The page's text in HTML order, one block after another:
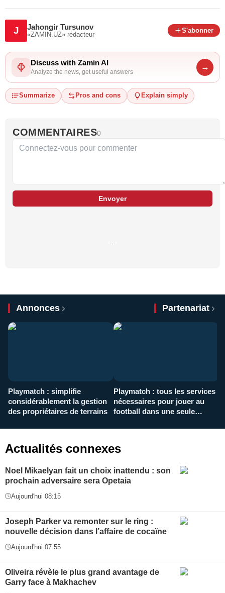
J Jahongir Tursunov
«ZAMIN.UZ» rédacteur
S'abonner
Discuss with Zamin AI
Analyze the news, get useful answers
→
Summarize Pros and cons Explain simply
COMMENTAIRES0
Envoyer
Annonces Partenariat
Playmatch : simplifie
considérablement la gestion
des propriétaires de terrains
Playmatch : tous les services
nécessaires pour jouer au
football dans une seule
Actualités connexes
Noel Mikaelyan fait un choix inattendu : son
prochain adversaire sera Opetaia
Aujourd'hui 08:15
Joseph Parker va remonter sur le ring :
nouvelle décision dans l’affaire de cocaïne
Aujourd'hui 07:55
Oliveira révèle le plus grand avantage de
Garry face à Makhachev